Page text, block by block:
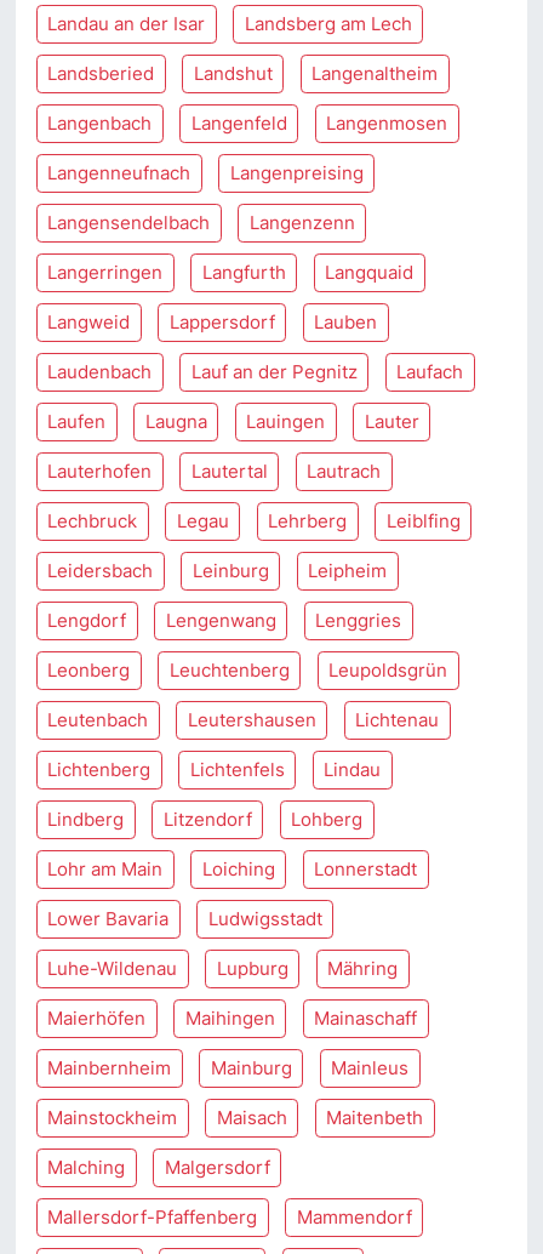
Landau an der Isar Landsberg am Lech
Landsberied Landshut Langenaltheim
Langenbach Langenfeld Langenmosen
Langenneufnach Langenpreising
Langensendelbach Langenzenn
Langerringen Langfurth Langquaid
Langweid Lappersdorf Lauben
Laudenbach Lauf an der Pegnitz Laufach
Laufen Laugna Lauingen Lauter
Lauterhofen Lautertal Lautrach
Lechbruck Legau Lehrberg Leiblfing
Leidersbach Leinburg Leipheim
Lengdorf Lengenwang Lenggries
Leonberg Leuchtenberg Leupoldsgrün
Leutenbach Leutershausen Lichtenau
Lichtenberg Lichtenfels Lindau
Lindberg Litzendorf Lohberg
Lohr am Main Loiching Lonnerstadt
Lower Bavaria Ludwigsstadt
Luhe-Wildenau Lupburg Mähring
Maierhöfen Maihingen Mainaschaff
Mainbernheim Mainburg Mainleus
Mainstockheim Maisach Maitenbeth
Malching Malgersdorf
Mallersdorf-Pfaffenberg Mammendorf